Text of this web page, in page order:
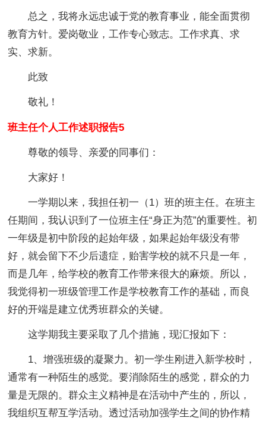
总之，我将永远忠诚于党的教育事业，能全面贯彻
教育方针。爱岗敬业，工作专心致志。工作求真、求
实、求新。
此致
敬礼！
班主任个人工作述职报告5
尊敬的领导、亲爱的同事们：
大家好！
一学期以来，我担任初一（1）班的班主任。在班主
任期间，我认识到了一位班主任“身正为范”的重要性。初
一年级是初中阶段的起始年级，如果起始年级没有带
好，就会留下不少后遗症，贻害学校的就不只是一年，
而是几年，给学校的教育工作带来很大的麻烦。所以，
我觉得初一班级管理工作是学校教育工作的基础，而良
好的开端是建立优秀班群众的关键。
这学期我主要采取了几个措施，现汇报如下：
1、增强班级的凝聚力。初一学生刚进入新学校时，
通常有一种陌生的感觉。要消除陌生的感觉，群众的力
量是无限的。群众主义精神是在活动中产生的，所以，
我组织互帮互学活动。透过活动加强学生之间的协作精